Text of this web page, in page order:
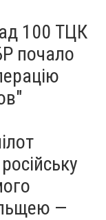
100 ТЦК
почало
—